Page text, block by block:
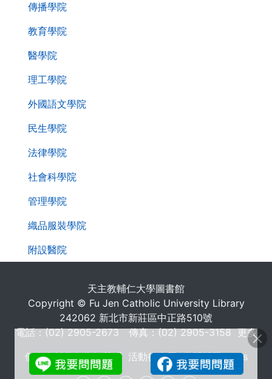
傳播學院
教育學院
醫學院
理工學院
外國語文學院
民生學院
法律學院
社會科學院
管理學院
織品服裝學院
附設醫院
天主教輔仁大學圖書館
Copyright © Fu Jen Catholic University Library
242062 新北市新莊區中正路510號
電話：(02) 2905-2673 傳真：(02) 2905-3158更多
個人資料蒐集告知聲明 活動行事曆 常問問題 FAQs